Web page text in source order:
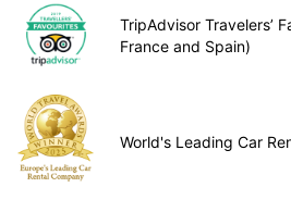
TripAdvisor Travelers’
France and Spain)
World's Leading Car